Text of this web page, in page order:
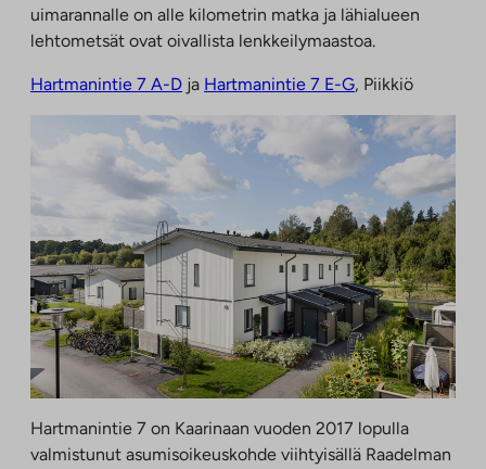
uimarannalle on alle kilometrin matka ja lähialueen
lehtometsät ovat oivallista lenkkeilymaastoa.
Hartmanintie 7 A-D ja Hartmanintie 7 E-G, Piikkiö
Hartmanintie 7 on Kaarinaan vuoden 2017 lopulla
valmistunut asumisoikeuskohde viihtyisällä Raadelman